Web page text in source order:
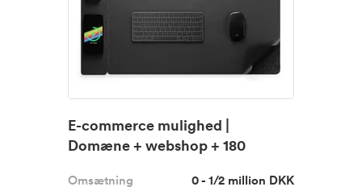
E-commerce mulighed |
Domæne + webshop + 180
Omsætning
0 - 1/2 million DKK